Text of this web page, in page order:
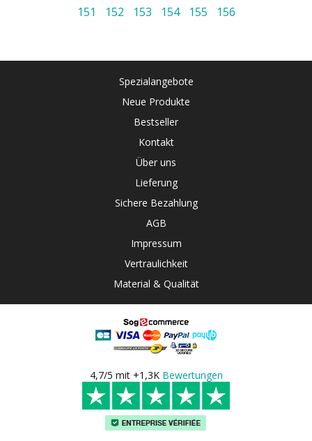
151
152 153 154 155 156
Spezialangebote
Neue Produkte
Bestseller
Kontakt
Über uns
Lieferung
Sichere Bezahlung
AGB
Impressum
Vertraulichkeit
Material & Qualität
4,7/5 mit +1,3K Bewertungen